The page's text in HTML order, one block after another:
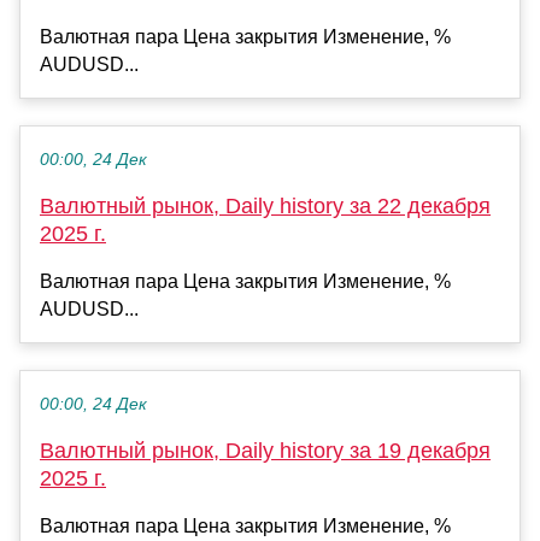
Валютная пара Цена закрытия Изменение, %
AUDUSD...
00:00, 24 Дек
Валютный рынок, Daily history за 22 декабря
2025 г.
Валютная пара Цена закрытия Изменение, %
AUDUSD...
00:00, 24 Дек
Валютный рынок, Daily history за 19 декабря
2025 г.
Валютная пара Цена закрытия Изменение, %